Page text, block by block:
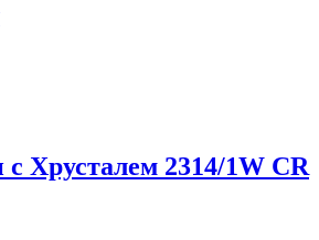
Хрусталем 2314/1W CR